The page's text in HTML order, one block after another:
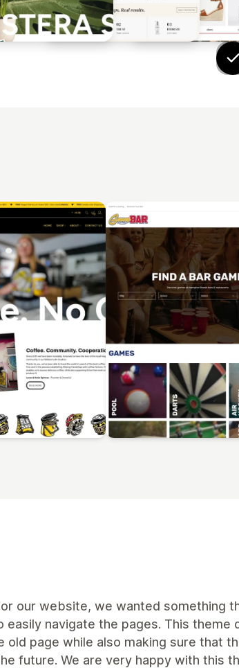
our website, we wanted something
navigate the pages. This theme
page while also making sure that
future. We are very happy with this